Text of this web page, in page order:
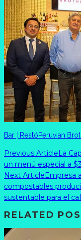
Bar | RestóPeruvian
Previous ArticleLa
un menú especial a
Next ArticleEmpresa
compostables
sustentable para el
RELATED